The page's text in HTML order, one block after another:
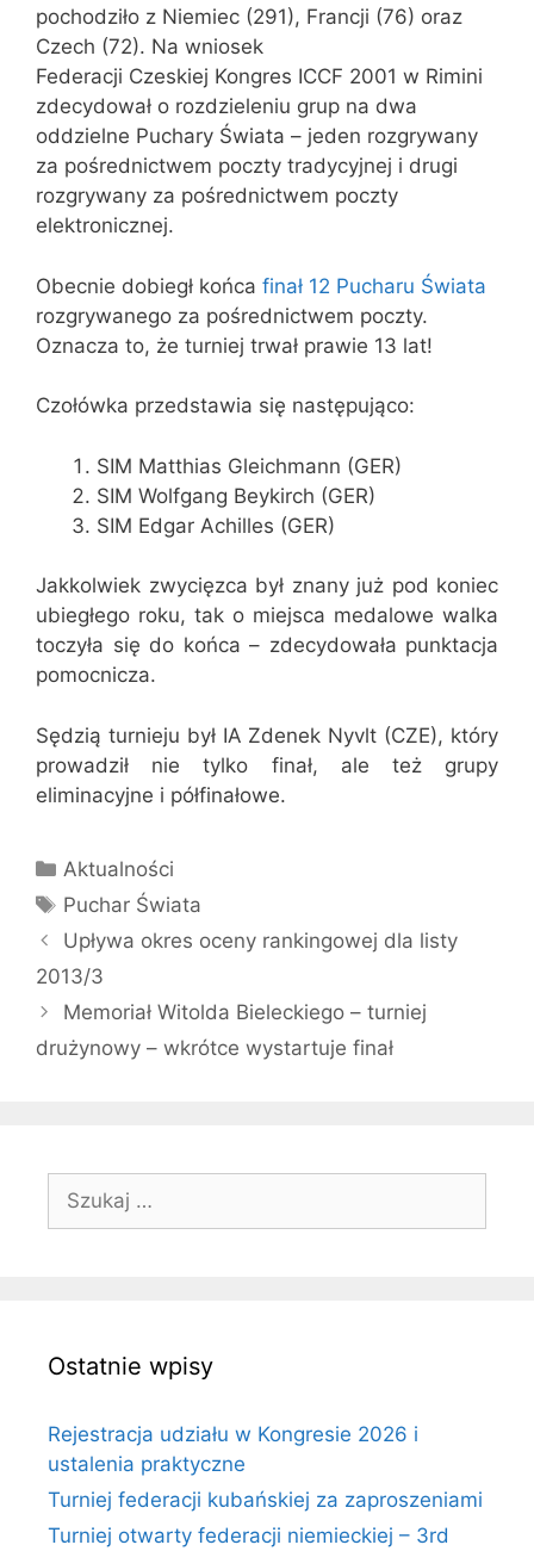
pochodziło z Niemiec (291), Francji (76) oraz
Czech (72). Na wniosek
Federacji Czeskiej Kongres ICCF 2001 w Rimini
zdecydował o rozdzieleniu grup na dwa
oddzielne Puchary Świata – jeden rozgrywany
za pośrednictwem poczty tradycyjnej i drugi
rozgrywany za pośrednictwem poczty
elektronicznej.
Obecnie dobiegł końca finał 12 Pucharu Świata
rozgrywanego za pośrednictwem poczty.
Oznacza to, że turniej trwał prawie 13 lat!
Czołówka przedstawia się następująco:
SIM Matthias Gleichmann (GER)
SIM Wolfgang Beykirch (GER)
SIM Edgar Achilles (GER)
Jakkolwiek zwycięzca był znany już pod koniec
ubiegłego roku, tak o miejsca medalowe walka
toczyła się do końca – zdecydowała punktacja
pomocnicza.
Sędzią turnieju był IA Zdenek Nyvlt (CZE), który
prowadził nie tylko finał, ale też grupy
eliminacyjne i półfinałowe.
Kategorie
Aktualności
Tagi
Puchar Świata
Upływa okres oceny rankingowej dla listy
2013/3
Memoriał Witolda Bieleckiego – turniej
drużynowy – wkrótce wystartuje finał
Ostatnie wpisy
Rejestracja udziału w Kongresie 2026 i
ustalenia praktyczne
Turniej federacji kubańskiej za zaproszeniami
Turniej otwarty federacji niemieckiej – 3rd